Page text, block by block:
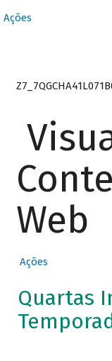
Ações
Web
Ações
Quartas